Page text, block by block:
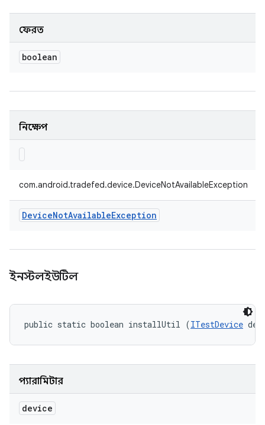
ফেরত
boolean
নিক্ষেপ
com.android.tradefed.device.DeviceNotAvailableException
DeviceNotAvailableException
ইনস্টলইউটিল
public static boolean installUtil (ITestDevice
প্যারামিটার
device